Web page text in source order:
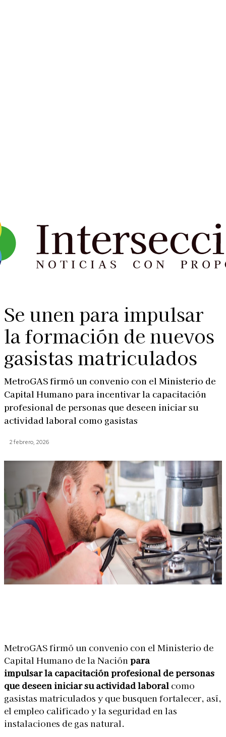
Se unen para impulsar
la formación de nuevos
gasistas matriculados
MetroGAS firmó un convenio con el Ministerio de
Capital Humano para incentivar la capacitación
profesional de personas que deseen iniciar su
actividad laboral como gasistas
2 febrero, 2026
MetroGAS firmó un convenio con el Ministerio de
Capital Humano de la Nación para
impulsar la capacitación profesional de personas
que deseen iniciar su actividad laboral como
gasistas matriculados y que busquen fortalecer, así,
el empleo calificado y la seguridad en las
instalaciones de gas natural.